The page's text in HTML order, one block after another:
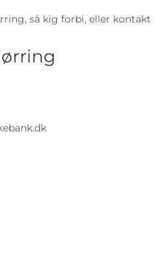
så kig forbi, eller kontakt